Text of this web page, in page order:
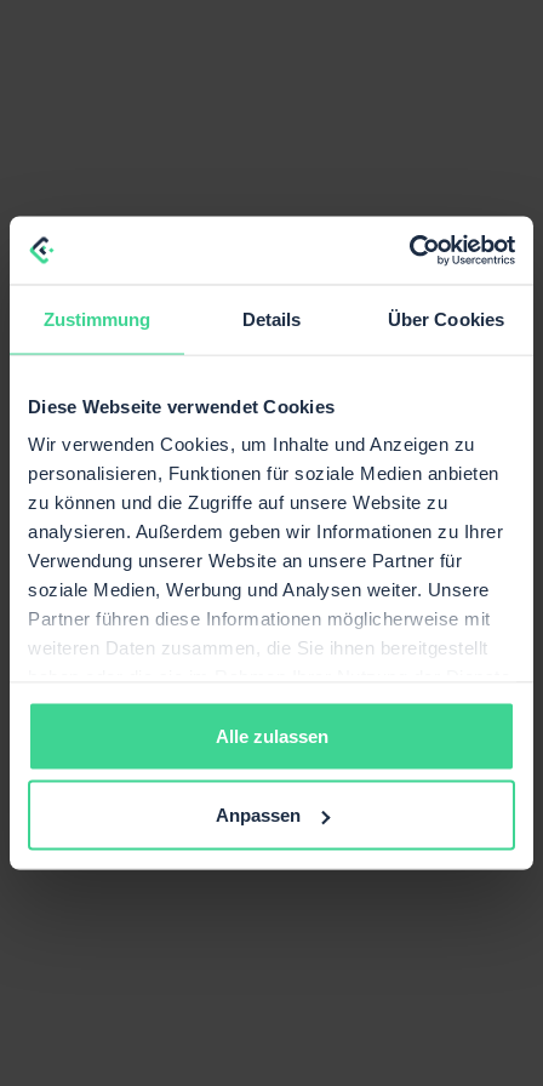
Zustimmung Details Über Cookies
Diese Webseite verwendet Cookies
Wir verwenden Cookies, um Inhalte und Anzeigen zu
personalisieren, Funktionen für soziale Medien anbieten
zu können und die Zugriffe auf unsere Website zu
analysieren. Außerdem geben wir Informationen zu Ihrer
Verwendung unserer Website an unsere Partner für
soziale Medien, Werbung und Analysen weiter. Unsere
Partner führen diese Informationen möglicherweise mit
weiteren Daten zusammen, die Sie ihnen bereitgestellt
gesammelt haben.
Alle zulassen
Anpassen